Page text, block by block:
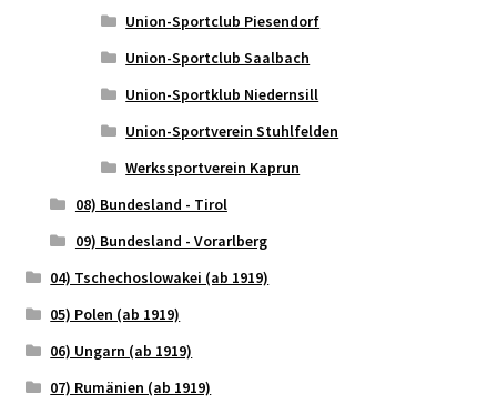
Union-Sportclub Piesendorf
Union-Sportclub Saalbach
Union-Sportklub Niedernsill
Union-Sportverein Stuhlfelden
Werkssportverein Kaprun
08) Bundesland - Tirol
09) Bundesland - Vorarlberg
04) Tschechoslowakei (ab 1919)
05) Polen (ab 1919)
06) Ungarn (ab 1919)
07) Rumänien (ab 1919)